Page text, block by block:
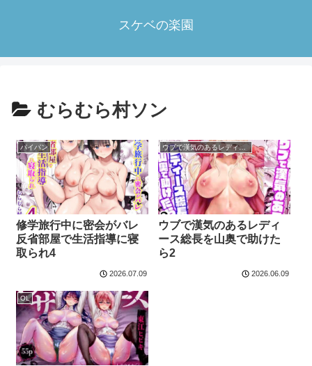
スケベの楽園
むらむら村ソン
パイパン
修学旅行中に密会がバレ
反省部屋で生活指導に寝
取られ4
2026.07.09
ウブで漢気のあるレディース総長を山奥で助けたら
ウブで漢気のあるレディ
ース総長を山奥で助けた
ら2
2026.06.09
OL